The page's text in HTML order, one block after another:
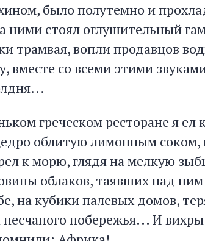
было полутемно и
стоял оглушительный
трамвая, вопли продавцов
вместе со всеми этими
греческом ресторане я ел
облитую лимонным соком,
к морю, глядя на мелкую
облаков, таявших над
на кубики палевых домов,
песчаного побережья... И